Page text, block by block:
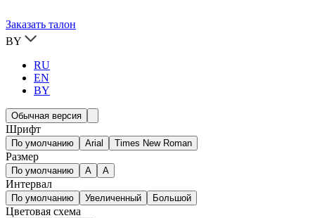
Заказать талон
BY
RU
EN
BY
Обычная версия
Шрифт
По умолчанию Arial Times New Roman
Размер
По умолчанию A A
Интервал
По умолчанию Увеличенный Большой
Цветовая схема